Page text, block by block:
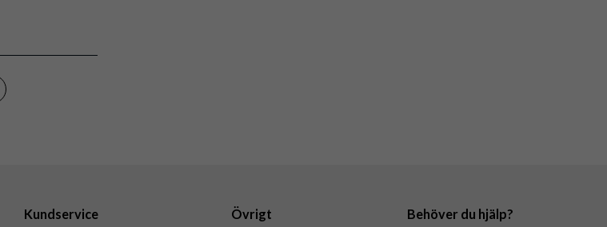
Kundservice Övrigt Behöver du hjälp?